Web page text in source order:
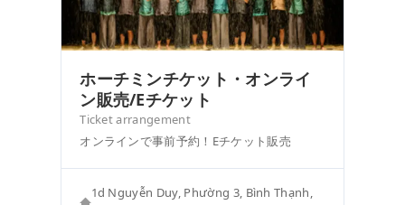
ホーチミンチケット・オンライ
ン販売/Eチケット
Ticket arrangement
オンラインで事前予約！Eチケット販売
1d Nguyễn Duy, Phường 3, Bình Thạnh,